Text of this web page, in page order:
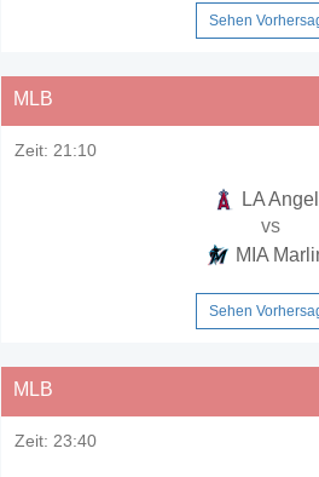
Sehen
MLB
Zeit: 21:10
LA
vs
MIA
Sehen
MLB
Zeit: 23:40